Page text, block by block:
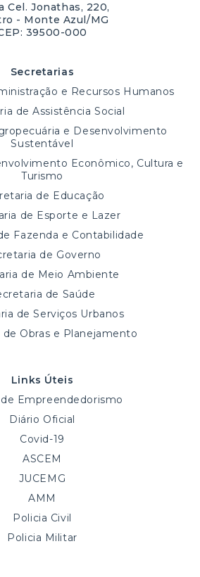
Cel. Jonathas, 220,
- Monte Azul/MG
39500-000
Secretarias
e Recursos Humanos
de Assistência Social
e Desenvolvimento
Sustentável
Econômico, Cultura e
Turismo
de Educação
de Esporte e Lazer
Fazenda e Contabilidade
de Governo
de Meio Ambiente
de Saúde
de Serviços Urbanos
de Obras e Planejamento
Links Úteis
Empreendedorismo
Diário Oficial
Covid-19
ASCEM
JUCEMG
AMM
Policia Civil
Policia Militar